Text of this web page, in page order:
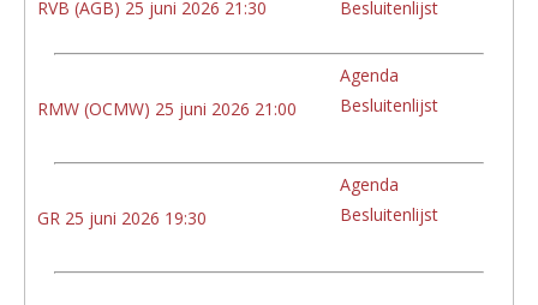
RVB (AGB) 25 juni 2026 21:30 Besluitenlijst
RMW (OCMW) 25 juni 2026 21:00
Agenda
Besluitenlijst
GR 25 juni 2026 19:30
Agenda
Besluitenlijst